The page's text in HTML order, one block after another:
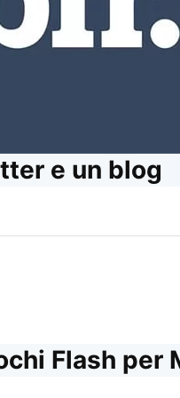
e un blog
Flash per